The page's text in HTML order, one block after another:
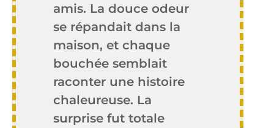
amis. La douce odeur
se répandait dans la
maison, et chaque
bouchée semblait
raconter une histoire
chaleureuse. La
surprise fut totale